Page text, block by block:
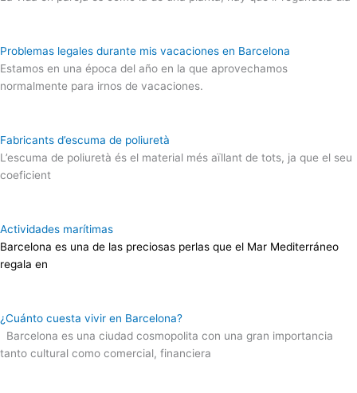
Problemas legales durante mis vacaciones en Barcelona
Estamos en una época del año en la que aprovechamos
normalmente para irnos de vacaciones.
Fabricants d’escuma de poliuretà
L’escuma de poliuretà és el material més aïllant de tots, ja que el seu
coeficient
Actividades marítimas
Barcelona es una de las preciosas perlas que el Mar Mediterráneo
regala en
¿Cuánto cuesta vivir en Barcelona?
Barcelona es una ciudad cosmopolita con una gran importancia
tanto cultural como comercial, financiera